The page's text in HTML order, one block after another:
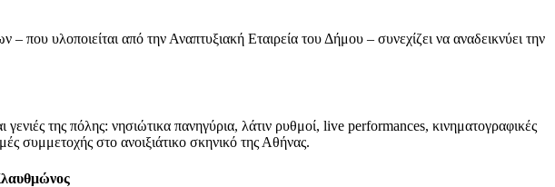
υλοποιείται από την Αναπτυξιακή Εταιρεία του Δήμου – συνεχίζει να αναδεικνύει την
της πόλης: νησιώτικα πανηγύρια, λάτιν ρυθμοί, live performances, κινηματογραφικές
συμμετοχής στο ανοιξιάτικο σκηνικό της Αθήνας.